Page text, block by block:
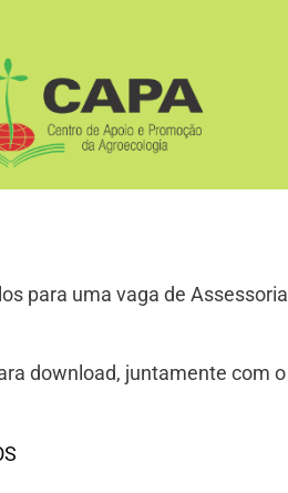
para uma vaga de Assessoria
download, juntamente com o